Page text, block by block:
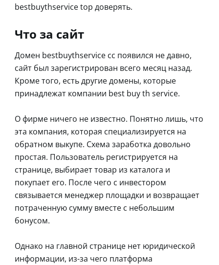
bestbuythservice top доверять.
Что за сайт
Домен bestbuythservice cc появился не давно,
сайт был зарегистрирован всего месяц назад.
Кроме того, есть другие домены, которые
принадлежат компании best buy th service.
О фирме ничего не известно. Понятно лишь, что
эта компания, которая специализируется на
обратном выкупе. Схема заработка довольно
простая. Пользователь регистрируется на
странице, выбирает товар из каталога и
покупает его. После чего с инвестором
связывается менеджер площадки и возвращает
потраченную сумму вместе с небольшим
бонусом.
Однако на главной странице нет юридической
информации, из-за чего платформа